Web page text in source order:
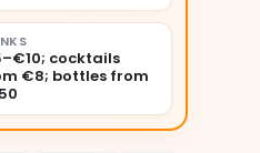
cocktails
€8; bottles from